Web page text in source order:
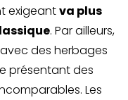
exigeantva plus
. Par ailleurs,
des herbages
présentant des
Les